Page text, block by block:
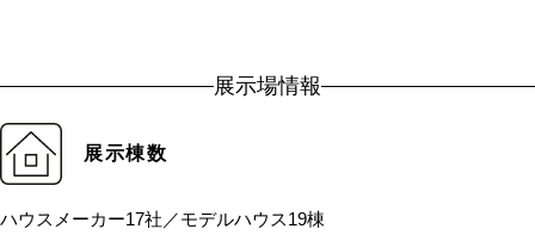
展示場情報
展示棟数
ハウスメーカー17社／モデルハウス19棟